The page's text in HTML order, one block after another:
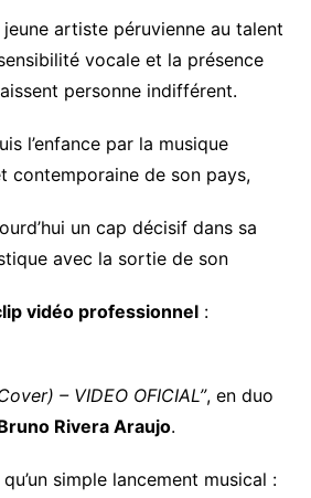
artiste péruvienne au talent
vocale et la présence
personne indifférent.
l’enfance par la musique
contemporaine de son pays,
un cap décisif dans sa
avec la sortie de son
vidéo professionnel :
– VIDEO OFICIAL”, en duo
Rivera Araujo.
simple lancement musical :